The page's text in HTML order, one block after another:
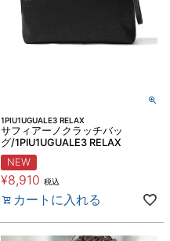
1PIU1UGUALE3 RELAX
サフィアーノクラッチバッ
グ/1PIU1UGUALE3 RELAX
NEW
¥8,910 税込
カートに入れる